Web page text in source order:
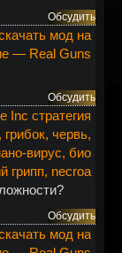
Обсудить
мод на
— Real Guns
Обсудить
Inc стратегия
грибок, червь,
вирус, био
грипп, necroa
Обсудить
мод на